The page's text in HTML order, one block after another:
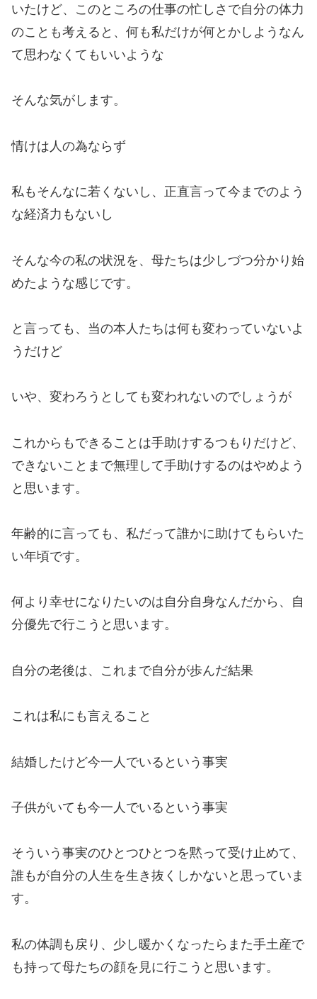
いたけど、このところの仕事の忙しさで自分の体力
のことも考えると、何も私だけが何とかしようなん
て思わなくてもいいような
そんな気がします。
情けは人の為ならず
私もそんなに若くないし、正直言って今までのよう
な経済力もないし
そんな今の私の状況を、母たちは少しづつ分かり始
めたような感じです。
と言っても、当の本人たちは何も変わっていないよ
うだけど
いや、変わろうとしても変われないのでしょうが
これからもできることは手助けするつもりだけど、
できないことまで無理して手助けするのはやめよう
と思います。
年齢的に言っても、私だって誰かに助けてもらいた
い年頃です。
何より幸せになりたいのは自分自身なんだから、自
分優先で行こうと思います。
自分の老後は、これまで自分が歩んだ結果
これは私にも言えること
結婚したけど今一人でいるという事実
子供がいても今一人でいるという事実
そういう事実のひとつひとつを黙って受け止めて、
誰もが自分の人生を生き抜くしかないと思っていま
す。
私の体調も戻り、少し暖かくなったらまた手土産で
も持って母たちの顔を見に行こうと思います。